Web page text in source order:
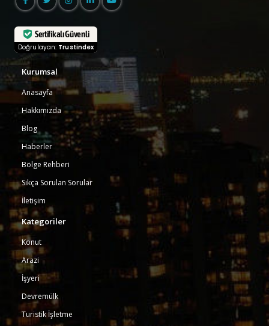
Sertifikalı Güvenli
Doğrulayan: Trustindex
Kurumsal
Anasayfa
Hakkımızda
Blog
Haberler
Bölge Rehberi
Sıkça Sorulan Sorular
İletişim
Kategoriler
Konut
Arazi
İşyeri
Devremülk
Turistik İşletme